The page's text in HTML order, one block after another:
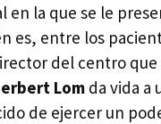
en la que se le
es, entre los
del centro que
Lom da vida a
de ejercer un